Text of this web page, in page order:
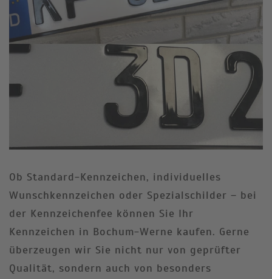
Ob Standard-Kennzeichen, individuelles
Wunschkennzeichen oder Spezialschilder – bei
der Kennzeichenfee können Sie Ihr
Kennzeichen in Bochum-Werne kaufen. Gerne
überzeugen wir Sie nicht nur von geprüfter
Qualität, sondern auch von besonders